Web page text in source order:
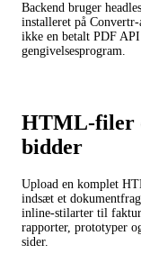
Backend bruger
installeret på Convertr-
ikke en betalt PDF
gengivelsesprogram.
HTML-filer
bidder
Upload en komplet
indsæt et
inline-stilarter til
rapporter, prototyper
sider.